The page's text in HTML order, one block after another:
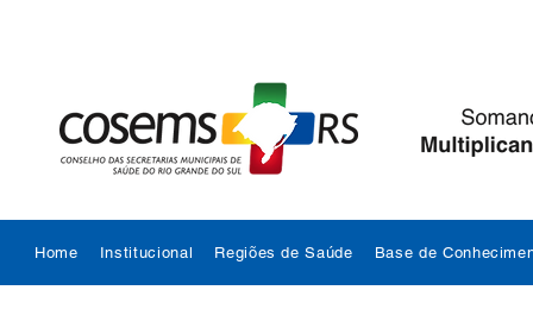
Home Institucional Regiões de Saúde Base de